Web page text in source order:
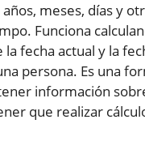
meses, días y
Funciona
fecha actual y la
persona. Es una
información
que realizar